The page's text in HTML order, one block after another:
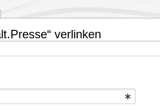
verlinken